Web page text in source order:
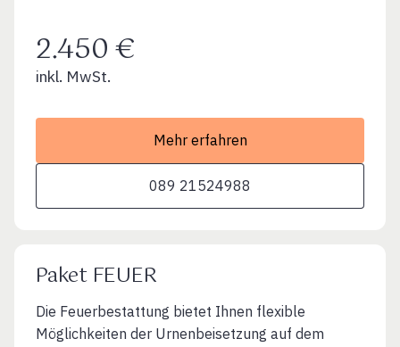
2.450 €
inkl. MwSt.
Mehr erfahren
089 21524988
Paket FEUER
Die Feuerbestattung bietet Ihnen flexible
Möglichkeiten der Urnenbeisetzung auf dem